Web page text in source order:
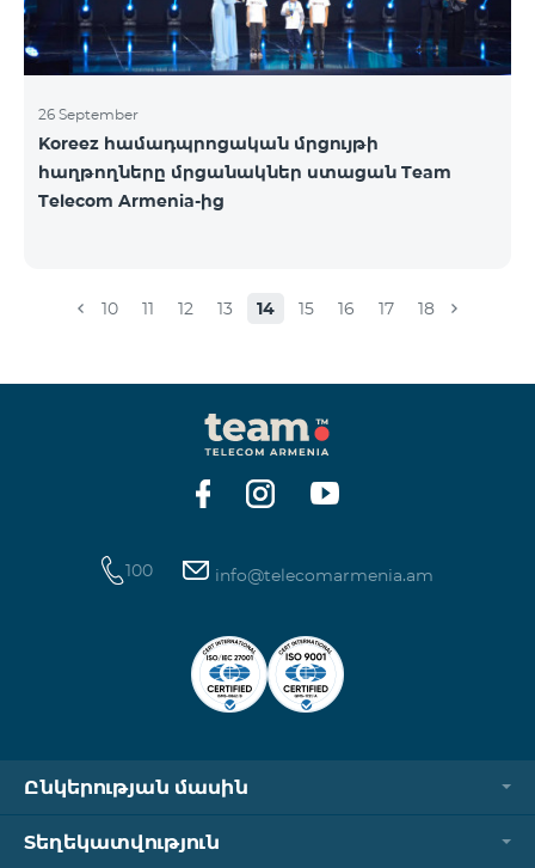
Իտալիա, Լատվիա, Լեհաստան, Լիխտենշտեյն,
26 September
Koreez համադպրոցական մրցույթի
հաղթողները մրցանակներ ստացան Team
Telecom Armenia-ից
10 11 12 13 14 15 16 17 18
100 info@telecomarmenia.am
Ընկերության մասին
Տեղեկատվություն